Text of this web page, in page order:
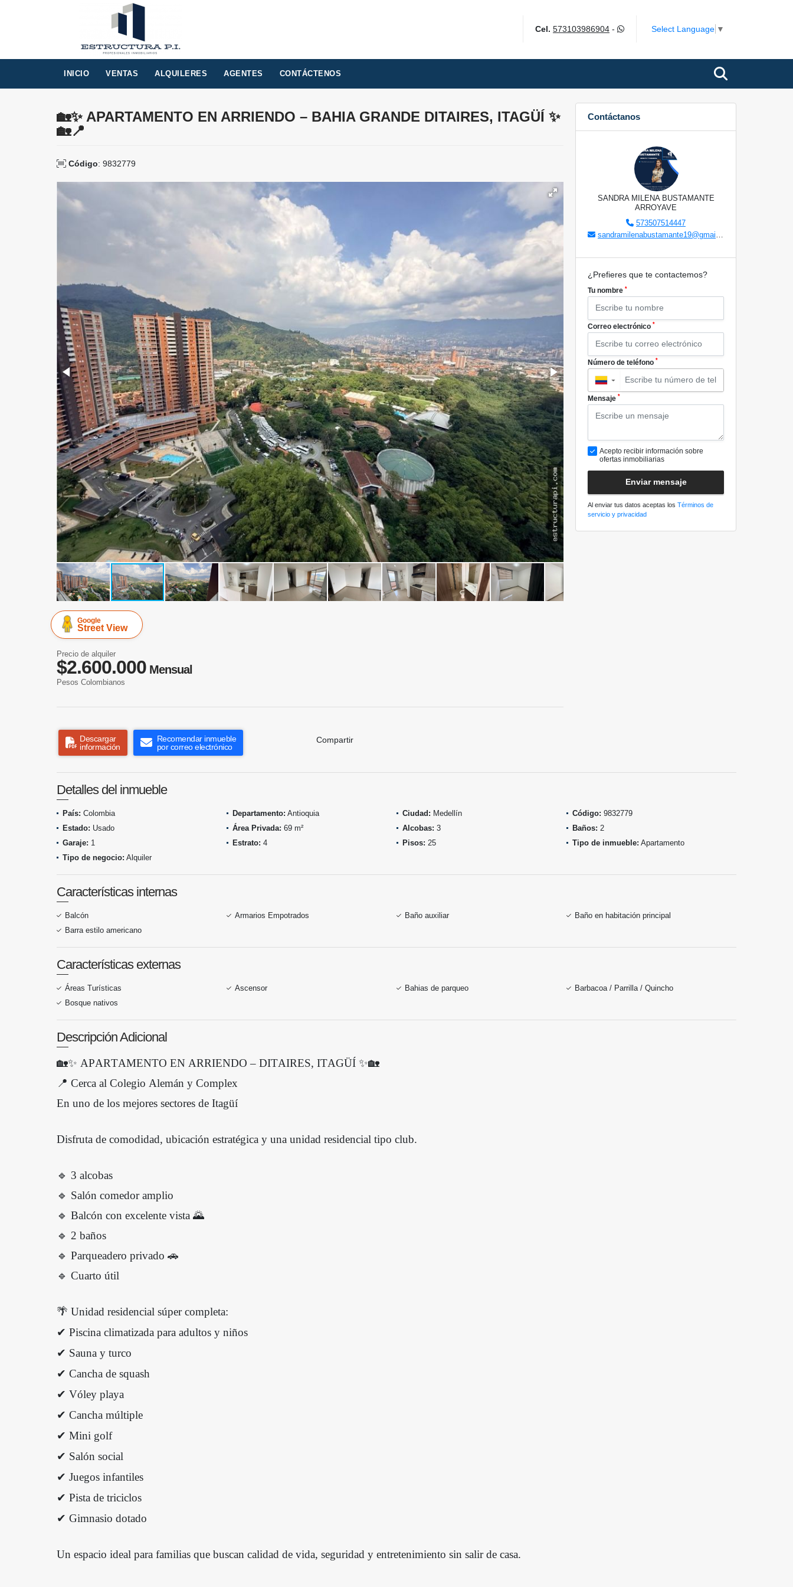
Cel. 573103986904- Select Language ▼
INICIO VENTAS ALQUILERES AGENTES CONTÁCTENOS
🏡✨ APARTAMENTO EN ARRIENDO – BAHIA GRANDE DITAIRES, ITAGÜÍ ✨
🏡📍
Código: 9832779
Google
Street View
Precio de alquiler
$2.600.000 Mensual
Pesos Colombianos
Descargar
información
Recomendar inmueble
por correo electrónico
Compartir
Contáctanos
SANDRA MILENA BUSTAMANTE
ARROYAVE
573507514447
sandramilenabustamante19@gmail.com
¿Prefieres que te contactemos?
Tu nombre *
Correo electrónico *
Número de teléfono *
▼
Mensaje *
Acepto recibir información sobre
ofertas inmobiliarias
Enviar mensaje
Al enviar tus datos aceptas los Términos de
servicio y privacidad
Detalles del inmueble
País: Colombia Departamento: Antioquia Ciudad: Medellín Código: 9832779
Estado: Usado Área Privada: 69 m² Alcobas: 3 Baños: 2
Garaje: 1 Estrato: 4 Pisos: 25 Tipo de inmueble: Apartamento
Tipo de negocio: Alquiler
Características internas
Balcón Armarios Empotrados Baño auxiliar
Baño en habitación principal
Barra estilo americano
Características externas
Áreas Turísticas Ascensor Bahias de parqueo
Barbacoa / Parrilla / Quincho
Bosque nativos
Descripción Adicional
🏡✨ APARTAMENTO EN ARRIENDO – DITAIRES, ITAGÜÍ ✨🏡
📍 Cerca al Colegio Alemán y Complex
En uno de los mejores sectores de Itagüí
Disfruta de comodidad, ubicación estratégica y una unidad residencial tipo club.
🔹 3 alcobas
🔹 Salón comedor amplio
🔹 Balcón con excelente vista 🌄
🔹 2 baños
🔹 Parqueadero privado 🚗
🔹 Cuarto útil
🌴 Unidad residencial súper completa:
✔ Piscina climatizada para adultos y niños
✔ Sauna y turco
✔ Cancha de squash
✔ Vóley playa
✔ Cancha múltiple
✔ Mini golf
✔ Salón social
✔ Juegos infantiles
✔ Pista de triciclos
✔ Gimnasio dotado
Un espacio ideal para familias que buscan calidad de vida, seguridad y entretenimiento sin salir de casa.